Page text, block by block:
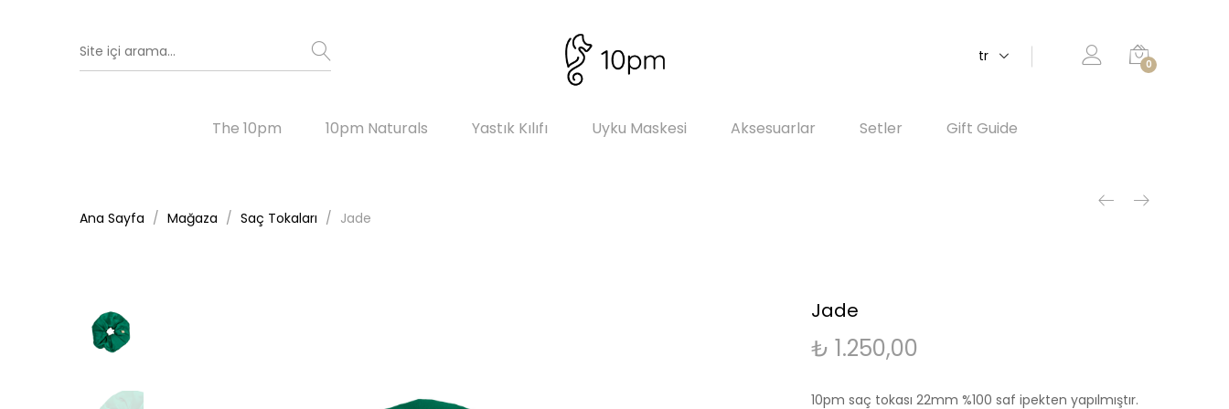
tr 0
The 10pm 10pm Naturals Yastık Kılıfı Uyku Maskesi Aksesuarlar Setler Gift Guide
Ana Sayfa Mağaza Saç Tokaları Jade
Jade
₺ 1.250,00
10pm saç tokası 22mm %100 saf ipekten yapılmıştır.